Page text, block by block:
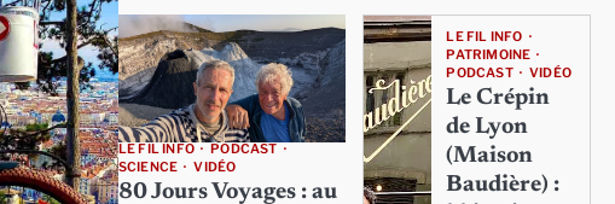
LE FIL INFO
PODCAST
SCIENCE
VIDÉO
80 Jours Voyages : au
LE FIL INFO
PATRIMOINE
PODCAST
VIDÉO
Le Crépin
de Lyon
(Maison
Baudière) :